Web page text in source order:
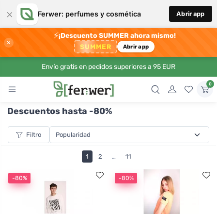
× Ferwer: perfumes y cosmética Abrir app
×
⚡¡Descuento SUMMER ahora mismo!
SUMMER Abrir app
Envío gratis en pedidos superiores a 95 EUR
0
Descuentos hasta -80%
Filtro
1 2 … 11
-80% -80%